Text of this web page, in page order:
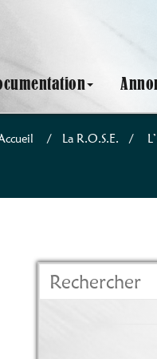
/ La R.O.S.E. /
Rechercher